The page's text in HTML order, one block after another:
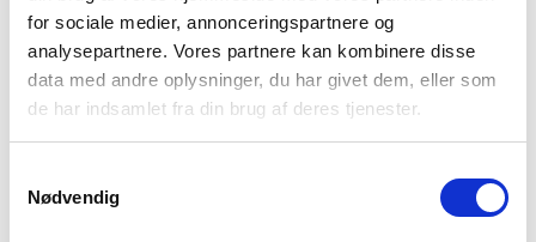
for sociale medier, annonceringspartnere og
analysepartnere. Vores partnere kan kombinere disse
data med andre oplysninger, du har givet dem, eller som
de har indsamlet fra din brug af deres tjenester.
Nødvendig
BRAND
FAQ
Quick-dry t-shirt til kvinder fra Trespass til sport, vandring og